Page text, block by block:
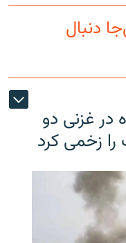
دنبال
در غزنی دو
زخمی کرد